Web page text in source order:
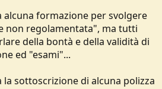
alcuna formazione per svolgere
non regolamentata", ma tutti
della bontà e della validità di
ed "esami"...
la sottoscrizione di alcuna polizza